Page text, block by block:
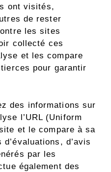
ont visités,
de rester
les sites
collecté ces
et les compare
pour garantir
des informations sur
l’URL (Uniform
et le compare à sa
d’avis
par les
également des